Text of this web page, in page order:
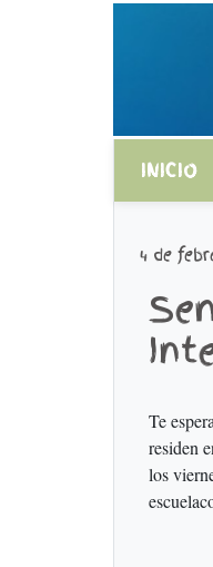
INICIO
4 de
Te
residen
los